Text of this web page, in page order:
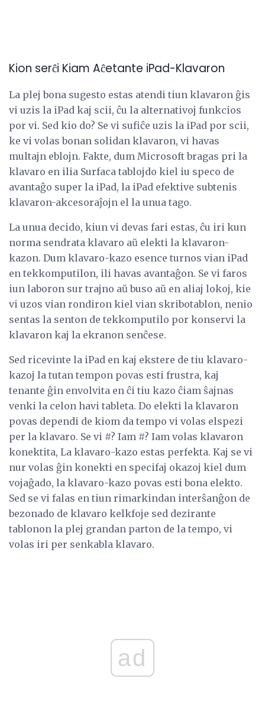
Kion serĉi Kiam Aĉetante iPad-Klavaron
La plej bona sugesto estas atendi tiun klavaron ĝis
vi uzis la iPad kaj scii, ĉu la alternativoj funkcios
por vi. Sed kio do? Se vi sufiĉe uzis la iPad por scii,
ke vi volas bonan solidan klavaron, vi havas
multajn eblojn. Fakte, dum Microsoft bragas pri la
klavaro en ilia Surfaca tablojdo kiel iu speco de
avantaĝo super la iPad, la iPad efektive subtenis
klavaron-akcesoraĵojn el la unua tago.
La unua decido, kiun vi devas fari estas, ĉu iri kun
norma sendrata klavaro aŭ elekti la klavaron-
kazon. Dum klavaro-kazo esence turnos vian iPad
en tekkomputilon, ili havas avantaĝon. Se vi faros
iun laboron sur trajno aŭ buso aŭ en aliaj lokoj, kie
vi uzos vian rondiron kiel vian skribotablon, nenio
sentas la senton de tekkomputilo por konservi la
klavaron kaj la ekranon senĉese.
Sed ricevinte la iPad en kaj ekstere de tiu klavaro-
kazoj la tutan tempon povas esti frustra, kaj
tenante ĝin envolvita en ĉi tiu kazo ĉiam ŝajnas
venki la celon havi tableta. Do elekti la klavaron
povas dependi de kiom da tempo vi volas elspezi
per la klavaro. Se vi #? Iam #? Iam volas klavaron
konektita, La klavaro-kazo estas perfekta. Kaj se vi
nur volas ĝin konekti en specifaj okazoj kiel dum
vojaĝado, la klavaro-kazo povas esti bona elekto.
Sed se vi falas en tiun rimarkindan interŝanĝon de
bezonado de klavaro kelkfoje sed dezirante
tablonon la plej grandan parton de la tempo, vi
volas iri per senkabla klavaro.
ad